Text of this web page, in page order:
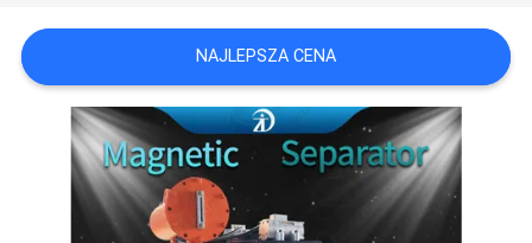
PRIVACY
POLICY
NAJLEPSZA CENA